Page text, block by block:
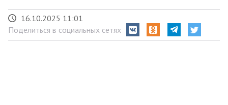
16.10.2025 11:01
Поделиться в социальных сетях